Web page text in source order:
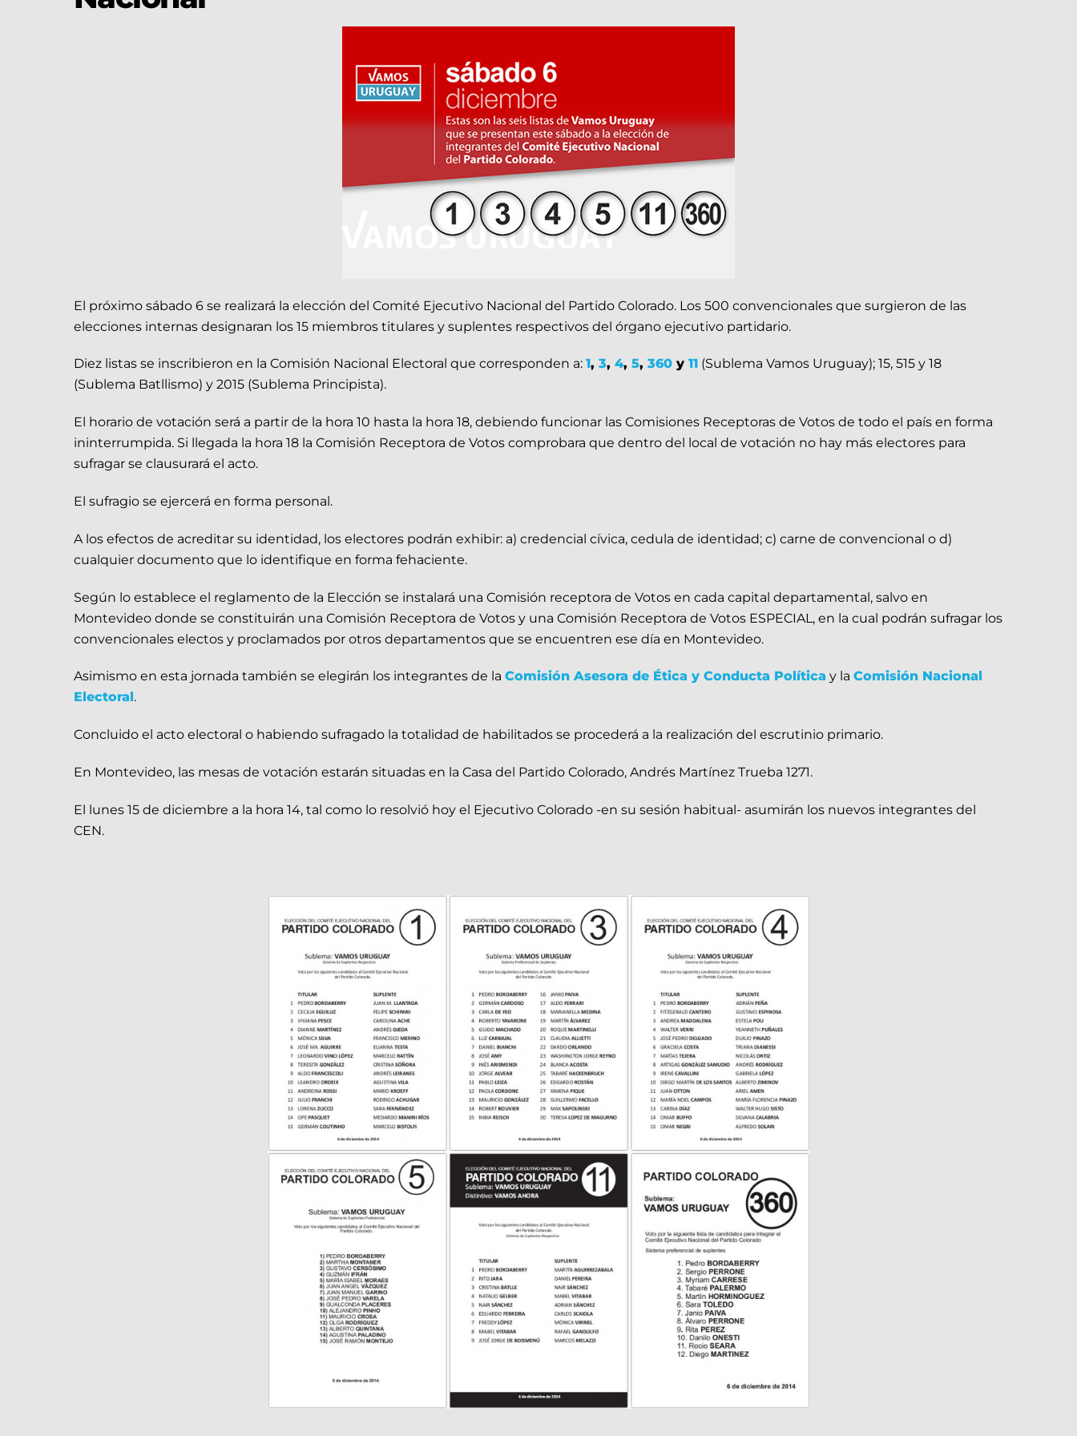
El próximo sábado 6 se realizará la elección del Comité Ejecutivo Nacional del Partido Colorado. Los 500 convencionales que surgieron de las
elecciones internas designaran los 15 miembros titulares y suplentes respectivos del órgano ejecutivo partidario.
Diez listas se inscribieron en la Comisión Nacional Electoral que corresponden a: 1, 3, 4, 5, 360 y 11 (Sublema Vamos Uruguay); 15, 515 y 18
(Sublema Batllismo) y 2015 (Sublema Principista).
El horario de votación será a partir de la hora 10 hasta la hora 18, debiendo funcionar las Comisiones Receptoras de Votos de todo el país en forma
ininterrumpida. Si llegada la hora 18 la Comisión Receptora de Votos comprobara que dentro del local de votación no hay más electores para
sufragar se clausurará el acto.
El sufragio se ejercerá en forma personal.
A los efectos de acreditar su identidad, los electores podrán exhibir: a) credencial cívica, cedula de identidad; c) carne de convencional o d)
cualquier documento que lo identifique en forma fehaciente.
Según lo establece el reglamento de la Elección se instalará una Comisión receptora de Votos en cada capital departamental, salvo en
Montevideo donde se constituirán una Comisión Receptora de Votos y una Comisión Receptora de Votos ESPECIAL, en la cual podrán sufragar los
convencionales electos y proclamados por otros departamentos que se encuentren ese día en Montevideo.
Asimismo en esta jornada también se elegirán los integrantes de la Comisión Asesora de Ética y Conducta Política y la Comisión Nacional
Electoral.
Concluido el acto electoral o habiendo sufragado la totalidad de habilitados se procederá a la realización del escrutinio primario.
En Montevideo, las mesas de votación estarán situadas en la Casa del Partido Colorado, Andrés Martínez Trueba 1271.
El lunes 15 de diciembre a la hora 14, tal como lo resolvió hoy el Ejecutivo Colorado -en su sesión habitual- asumirán los nuevos integrantes del
CEN.